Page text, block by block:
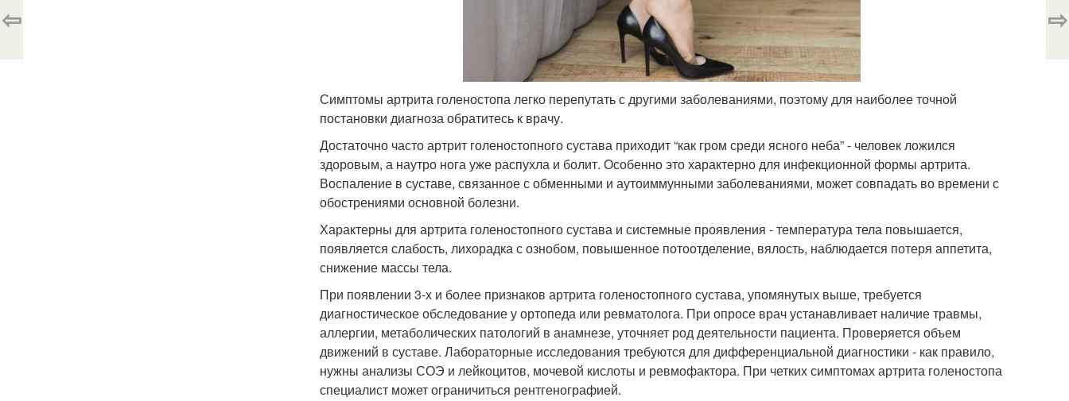
Симптомы артрита голеностопа легко перепутать с другими заболеваниями, поэтому для наиболее точной
постановки диагноза обратитесь к врачу.
Достаточно часто артрит голеностопного сустава приходит “как гром среди ясного неба” - человек ложился
здоровым, а наутро нога уже распухла и болит. Особенно это характерно для инфекционной формы артрита.
Воспаление в суставе, связанное с обменными и аутоиммунными заболеваниями, может совпадать во времени с
обострениями основной болезни.
Характерны для артрита голеностопного сустава и системные проявления - температура тела повышается,
появляется слабость, лихорадка с ознобом, повышенное потоотделение, вялость, наблюдается потеря аппетита,
снижение массы тела.
При появлении 3-х и более признаков артрита голеностопного сустава, упомянутых выше, требуется
диагностическое обследование у ортопеда или ревматолога. При опросе врач устанавливает наличие травмы,
аллергии, метаболических патологий в анамнезе, уточняет род деятельности пациента. Проверяется объем
движений в суставе. Лабораторные исследования требуются для дифференциальной диагностики - как правило,
нужны анализы СОЭ и лейкоцитов, мочевой кислоты и ревмофактора. При четких симптомах артрита голеностопа
специалист может ограничиться рентгенографией.
⇦ ⇨